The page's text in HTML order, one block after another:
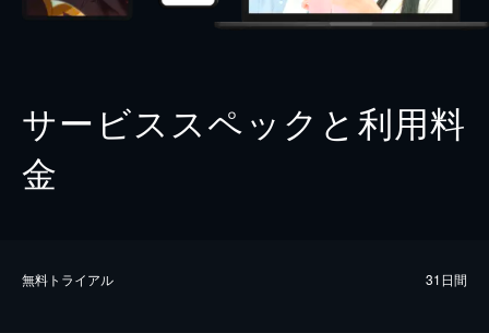
サービススペックと利用料
金
無料トライアル 31日間